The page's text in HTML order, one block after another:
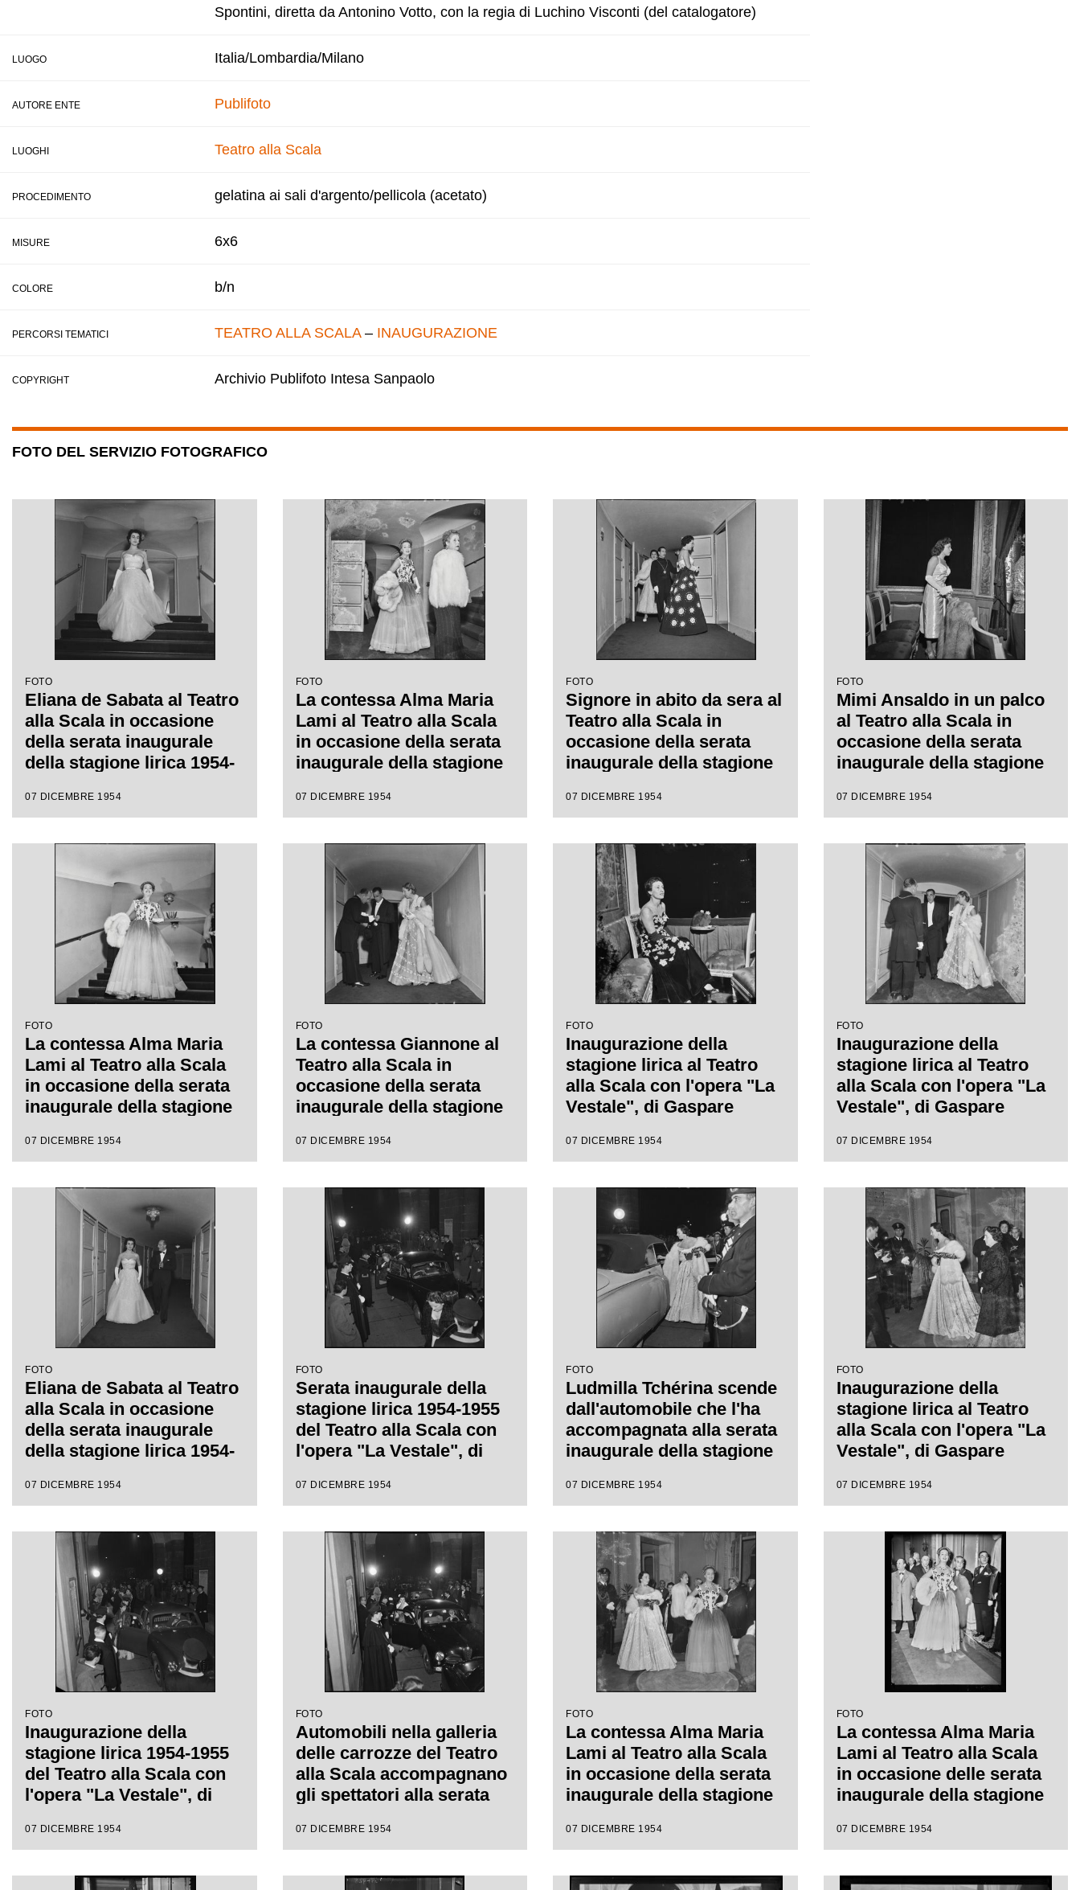
Spontini, diretta da Antonino Votto, con la regia di Luchino Visconti (del catalogatore)
LUOGO Italia/Lombardia/Milano
AUTORE ENTE Publifoto
LUOGHI Teatro alla Scala
PROCEDIMENTO gelatina ai sali d'argento/pellicola (acetato)
MISURE 6x6
COLORE b/n
PERCORSI TEMATICI TEATRO ALLA SCALA– INAUGURAZIONE
COPYRIGHT Archivio Publifoto Intesa Sanpaolo
FOTO DEL SERVIZIO FOTOGRAFICO
FOTO
Eliana de Sabata al Teatro
alla Scala in occasione
della serata inaugurale
della stagione lirica 1954-
Vestale", di Gaspare
Antonino Votto, con la
regia di Luchino Visconti
07 DICEMBRE 1954
FOTO
La contessa Alma Maria
Lami al Teatro alla Scala
in occasione della serata
inaugurale della stagione
con l'opera "La Vestale",
diretta da Antonino Votto,
con la regia di Luchino
Visconti
07 DICEMBRE 1954
FOTO
Signore in abito da sera al
Teatro alla Scala in
occasione della serata
inaugurale della stagione
l'opera "La Vestale", di
da Antonino Votto, con la
regia di Luchino Visconti
07 DICEMBRE 1954
FOTO
Mimi Ansaldo in un palco
al Teatro alla Scala in
occasione della serata
inaugurale della stagione
l'opera "La Vestale", di
da Antonino Votto, con la
regia di Luchino Visconti
07 DICEMBRE 1954
FOTO
La contessa Alma Maria
Lami al Teatro alla Scala
in occasione della serata
inaugurale della stagione
l'opera "La Vestale", di
da Antonino Votto, con la
regia di Luchino Visconti
07 DICEMBRE 1954
FOTO
La contessa Giannone al
Teatro alla Scala in
occasione della serata
inaugurale della stagione
l'opera "La Vestale", di
da Antonino Votto, con la
regia di Luchino Visconti
07 DICEMBRE 1954
FOTO
Inaugurazione della
stagione lirica al Teatro
alla Scala con l'opera "La
Vestale", di Gaspare
Luchino Visconti e diretta
07 DICEMBRE 1954
FOTO
Inaugurazione della
stagione lirica al Teatro
alla Scala con l'opera "La
Vestale", di Gaspare
Luchino Visconti e diretta
07 DICEMBRE 1954
FOTO
Eliana de Sabata al Teatro
alla Scala in occasione
della serata inaugurale
della stagione lirica 1954-
Vestale", di Gaspare
Antonino Votto, con la
regia di Luchino Visconti
07 DICEMBRE 1954
FOTO
Serata inaugurale della
stagione lirica 1954-1955
del Teatro alla Scala con
l'opera "La Vestale", di
da Antonino Votto, con la
07 DICEMBRE 1954
FOTO
Ludmilla Tchérina scende
dall'automobile che l'ha
accompagnata alla serata
inaugurale della stagione
alla Scala con l'opera "La
Spontini, diretta da
Antonino Votto, con la
regia di Luchino Visconti
07 DICEMBRE 1954
FOTO
Inaugurazione della
stagione lirica al Teatro
alla Scala con l'opera "La
Vestale", di Gaspare
Luchino Visconti e diretta
07 DICEMBRE 1954
FOTO
Inaugurazione della
stagione lirica 1954-1955
del Teatro alla Scala con
l'opera "La Vestale", di
da Antonino Votto, con la
07 DICEMBRE 1954
FOTO
Automobili nella galleria
delle carrozze del Teatro
alla Scala accompagnano
gli spettatori alla serata
lirica 1954-1955 con
Gaspare Spontini, diretta
07 DICEMBRE 1954
FOTO
La contessa Alma Maria
Lami al Teatro alla Scala
in occasione della serata
inaugurale della stagione
Vestale", di Gaspare
Luchino Visconti e diretta
07 DICEMBRE 1954
FOTO
La contessa Alma Maria
Lami al Teatro alla Scala
in occasione delle serata
inaugurale della stagione
con l'opera "La Vestale",
diretta da Antonino Votto,
07 DICEMBRE 1954